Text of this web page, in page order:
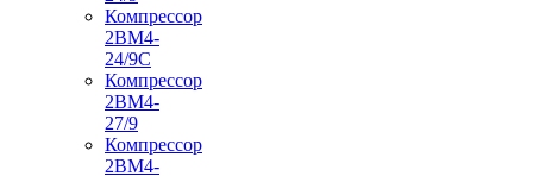
Компрессор
2ВМ4-
24/9С
Компрессор
2ВМ4-
27/9
Компрессор
2ВМ4-